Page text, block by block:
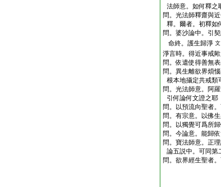
法師意。如何釋之
問。光法師釋齋與
釋。爾者。初釋如
問。婆沙論中。引
命終。護生歸淨 文
淨言時。得近事戒歟
問。依遣使得善無
問。異生離欲界煩
根本地攝定共戒類
問。光法師意。阿
引何論何文證之耶
問。以預流向聖者
問。有宗意。以佛
問。以獨覺可爲所
問。今論意。能歸
問。寶法師意。正
論五説中。可同第
問。欲界經生聖者